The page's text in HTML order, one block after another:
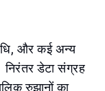
और कई अन्य
निरंतर डेटा संग्रह
रुझानों का